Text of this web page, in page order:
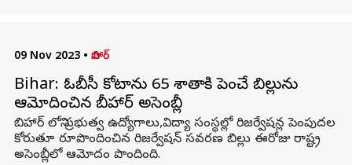
09 Nov 2023 • బిహార్
Bihar: ఓబీసీ కోటాను 65 శాతానికి పెంచే బిల్లును
ఆమోదించిన బీహార్ అసెంబ్లీ
బిహార్ లోని ప్రభుత్వ ఉద్యోగాలు,విద్యా సంస్థల్లో రిజర్వేషన్ల పెంపుదల
కోరుతూ రూపొందించిన రిజర్వేషన్ సవరణ బిల్లు ఈరోజు రాష్ట్ర
అసెంబ్లీలో ఆమోదం పొందింది.